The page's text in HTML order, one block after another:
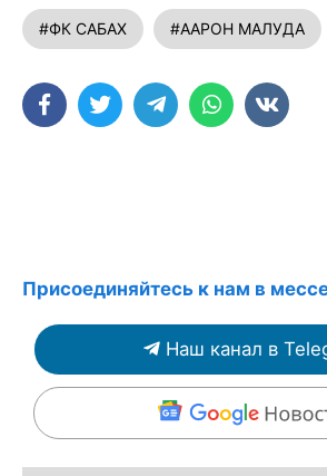
#ФК САБАХ #ААРОН МАЛУДА
Присоединяйтесь к нам в
Наш канал в